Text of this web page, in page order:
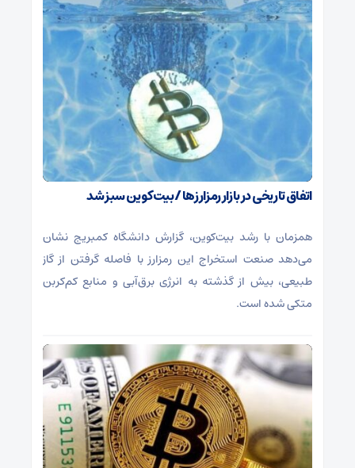
اتفاق تاریخی در بازار رمزارزها / بیت‌کوین سبز شد
همزمان با رشد بیت‌کوین، گزارش دانشگاه کمبریج نشان
می‌دهد صنعت استخراج این رمزارز با فاصله گرفتن از گاز
طبیعی، بیش از گذشته به انرژی برق‌آبی و منابع کم‌کربن
متکی شده است.